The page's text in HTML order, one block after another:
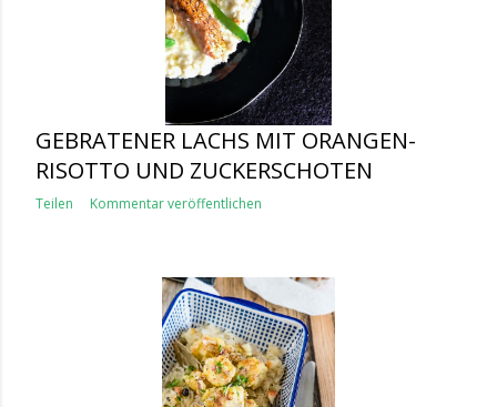
GEBRATENER LACHS MIT ORANGEN-
RISOTTO UND ZUCKERSCHOTEN
Teilen Kommentar veröffentlichen